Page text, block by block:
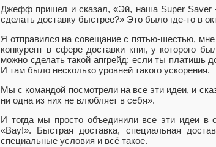
Джефф пришел и сказал, «Эй, наша Super Saver
сделать доставку быстрее?» Это было где-то в
Я отправился на совещание с пятью-шестью,
конкурент в сфере доставки книг, у которого
можно сделать такой апгрейд: если ты платишь
И там было несколько уровней такого ускорения.
Мы с командой посмотрели на все эти идеи, и
ни одна из них не влюбляет в себя».
И тогда мы просто объединили все эти идеи в
«Вау!». Быстрая доставка, специальная
специальные условия и всё такое.